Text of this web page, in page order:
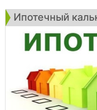
Ипотечный